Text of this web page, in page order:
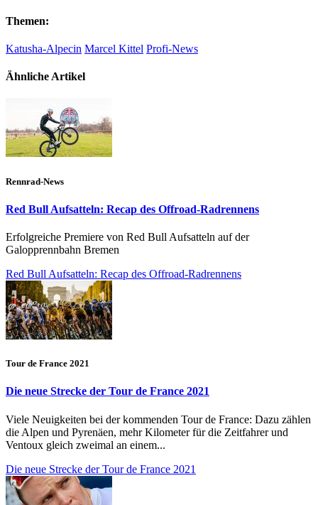
Themen:
Katusha-Alpecin Marcel Kittel Profi-News
Ähnliche Artikel
Rennrad-News
Red Bull Aufsatteln: Recap des Offroad-Radrennens
Erfolgreiche Premiere von Red Bull Aufsatteln auf der
Galopprennbahn Bremen
Red Bull Aufsatteln: Recap des Offroad-Radrennens
Tour de France 2021
Die neue Strecke der Tour de France 2021
Viele Neuigkeiten bei der kommenden Tour de France: Dazu zählen
die Alpen und Pyrenäen, mehr Kilometer für die Zeitfahrer und
Ventoux gleich zweimal an einem...
Die neue Strecke der Tour de France 2021